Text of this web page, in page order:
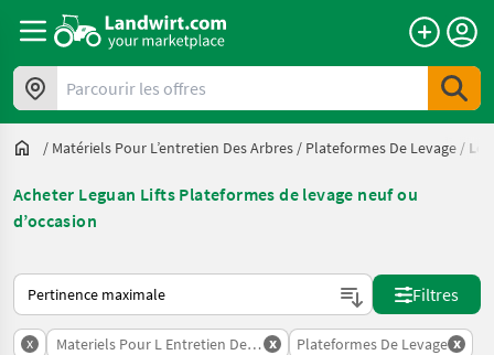
Parcourir les offres
/ Matériels Pour L’entretien Des Arbres / Plateformes De Levage /
Acheter Leguan Lifts Plateformes de levage neuf ou
d’occasion
Voici comment les annonces sont triées sur Landwirt.com
Filtres
x Materiels Pour L Entretien Des Arbres
x Plateformes De Levage x